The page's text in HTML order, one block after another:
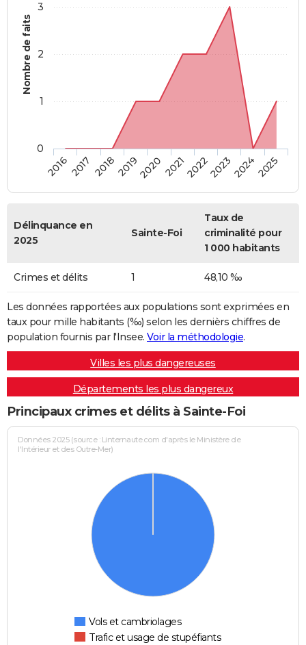
Nombre de faits
20162017 20182019202020212022202320242025
0
1
2
3
Délinquance en
2025
Sainte-Foi
Taux de
criminalité pour
1 000 habitants
Crimes et délits 1 48,10 ‰
Les données rapportées aux populations sont exprimées en
taux pour mille habitants (‰) selon les dernièrs chiffres de
population fournis par l'Insee. Voir la méthodologie.
Villes les plus dangereuses
Départements les plus dangereux
Principaux crimes et délits à Sainte-Foi
Données 2025 (source : Linternaute.com d'après le Ministère de
l'Intérieur et des Outre-Mer)
Vols et cambriolages
Trafic et usage de stupéfiants